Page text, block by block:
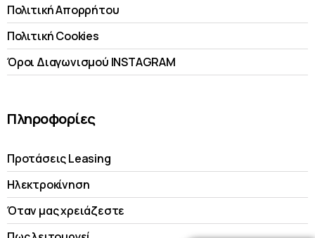
Πολιτική Απορρήτου
Πολιτική Cookies
Όροι Διαγωνισμού INSTAGRAM
Πληροφορίες
Προτάσεις Leasing
Ηλεκτροκίνηση
Όταν μας χρειάζεστε